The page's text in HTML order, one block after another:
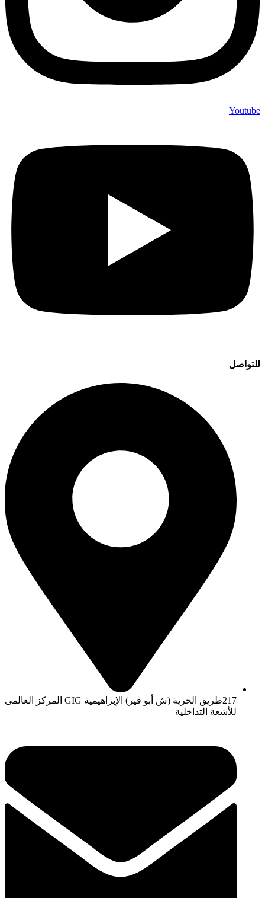
Youtube
للتواصل
217طريق الحرية (ش أبو قير) الإبراهيمية GIG المركز العالمى
للأشعة التداخلية